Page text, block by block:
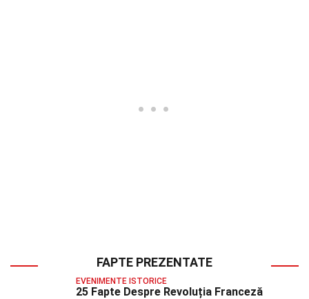
FAPTE PREZENTATE
EVENIMENTE ISTORICE
25 Fapte Despre Revoluția Franceză